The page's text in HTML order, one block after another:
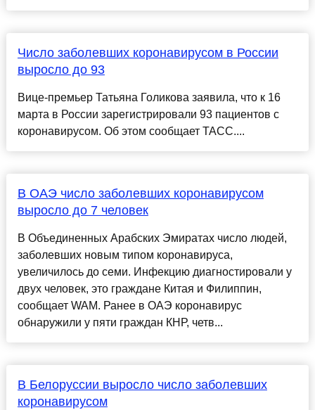
Число заболевших коронавирусом в России
выросло до 93
Вице-премьер Татьяна Голикова заявила, что к 16
марта в России зарегистрировали 93 пациентов с
коронавирусом. Об этом сообщает ТАСС....
В ОАЭ число заболевших коронавирусом
выросло до 7 человек
В Объединенных Арабских Эмиратах число людей,
заболевших новым типом коронавируса,
увеличилось до семи. Инфекцию диагностировали у
двух человек, это граждане Китая и Филиппин,
сообщает WAM. Ранее в ОАЭ коронавирус
обнаружили у пяти граждан КНР, четв...
В Белоруссии выросло число заболевших
коронавирусом